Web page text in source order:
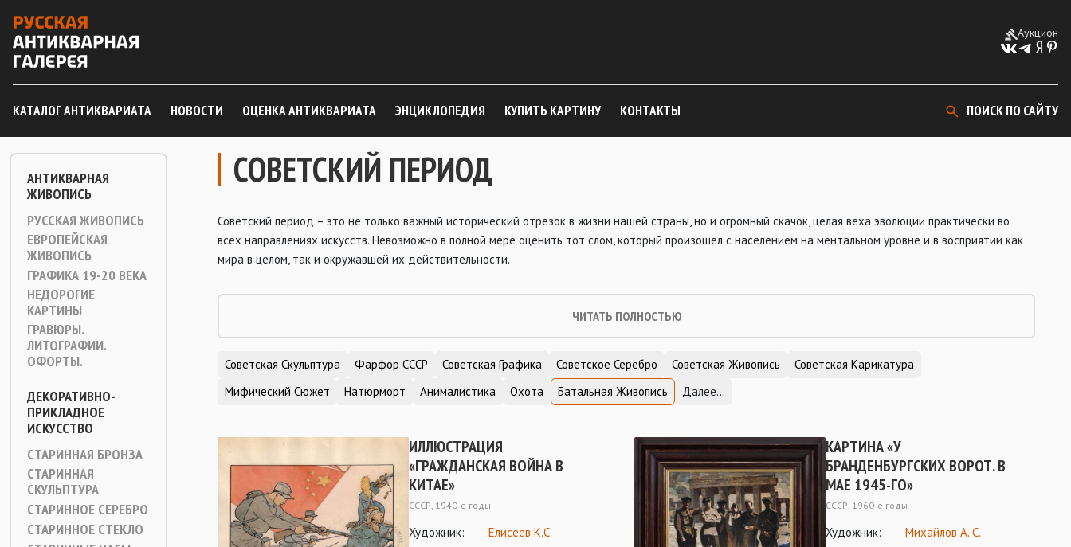
Аукцион
КАТАЛОГ АНТИКВАРИАТА НОВОСТИ ОЦЕНКА АНТИКВАРИАТА ЭНЦИКЛОПЕДИЯ КУПИТЬ КАРТИНУ КОНТАКТЫ ПОИСК ПО САЙТУ
АНТИКВАРНАЯ
ЖИВОПИСЬ
РУССКАЯ ЖИВОПИСЬ
ЕВРОПЕЙСКАЯ
ЖИВОПИСЬ
ГРАФИКА 19-20 ВЕКА
НЕДОРОГИЕ
КАРТИНЫ
ГРАВЮРЫ.
ЛИТОГРАФИИ.
ОФОРТЫ.
ДЕКОРАТИВНО-
ПРИКЛАДНОЕ
ИСКУССТВО
СТАРИННАЯ БРОНЗА
СТАРИННАЯ
СКУЛЬПТУРА
СТАРИННОЕ СЕРЕБРО
СТАРИННОЕ СТЕКЛО
СОВЕТСКИЙ ПЕРИОД
Советский период – это не только важный исторический отрезок в жизни нашей страны, но и огромный скачок, целая веха эволюции практически во
всех направлениях искусств. Невозможно в полной мере оценить тот слом, который произошел с населением на ментальном уровне и в восприятии как
мира в целом, так и окружавшей их действительности.
ЧИТАТЬ ПОЛНОСТЬЮ
Советская Скульптура Фарфор СССР Советская Графика Советское Серебро Советская Живопись
Советская Карикатура
Мифический Сюжет
Натюрморт Анималистика Охота Батальная Живопись Далее...
ИЛЛЮСТРАЦИЯ
«ГРАЖДАНСКАЯ ВОЙНА В
КИТАЕ»
СССР, 1940-е годы
Художник:
Елисеев К.С.
КАРТИНА «У
БРАНДЕНБУРГСКИХ ВОРОТ. В
МАЕ 1945-ГО»
СССР, 1960-е годы
Художник:
Михайлов А. С.